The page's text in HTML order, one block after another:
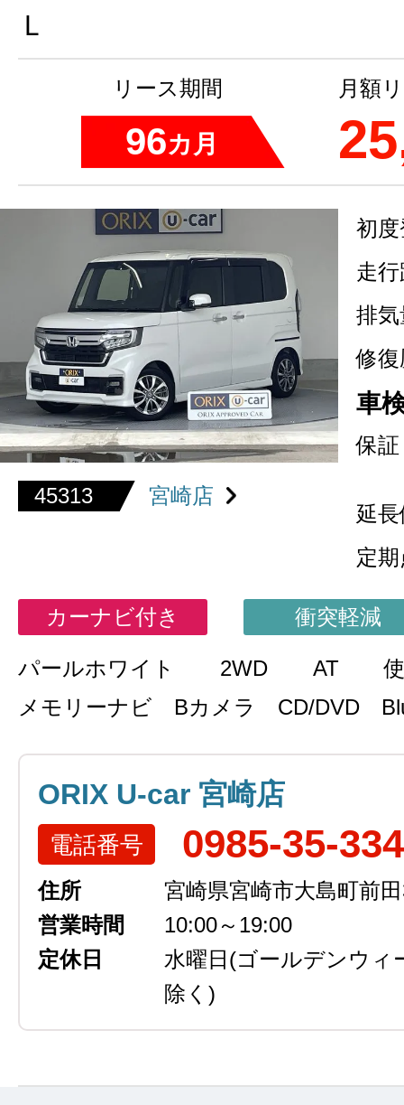
Ｌ
リース期間
96カ月
月額
45313 宮崎店
初
走
排気
修復
車
保証
延
定
カーナビ付き 衝突軽減
パールホワイト 2WD AT
メモリーナビ Bカメラ CD/DVD
ORIX U-car 宮崎店
電話番号 0985-35-
住所
宮崎県宮崎市大島町前
営業時間
10:00～19:00
定休日
水曜日 (ゴールデンウィ
除く)